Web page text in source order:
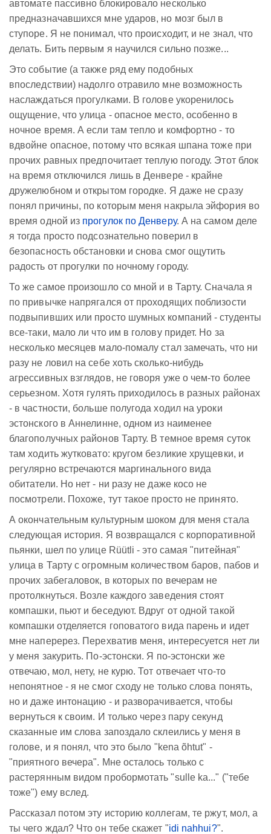
автомате пассивно блокировало несколько
предназначавшихся мне ударов, но мозг был в
ступоре. Я не понимал, что происходит, и не знал, что
делать. Бить первым я научился сильно позже...
Это событие (а также ряд ему подобных
впоследствии) надолго отравило мне возможность
наслаждаться прогулками. В голове укоренилось
ощущение, что улица - опасное место, особенно в
ночное время. А если там тепло и комфортно - то
вдвойне опасное, потому что всякая шпана тоже при
прочих равных предпочитает теплую погоду. Этот блок
на время отключился лишь в Денвере - крайне
дружелюбном и открытом городке. Я даже не сразу
понял причины, по которым меня накрыла эйфория во
время одной из прогулок по Денверу. А на самом деле
я тогда просто подсознательно поверил в
безопасность обстановки и снова смог ощутить
радость от прогулки по ночному городу.
То же самое произошло со мной и в Тарту. Сначала я
по привычке напрягался от проходящих поблизости
подвыпивших или просто шумных компаний - студенты
все-таки, мало ли что им в голову придет. Но за
несколько месяцев мало-помалу стал замечать, что ни
разу не ловил на себе хоть сколько-нибудь
агрессивных взглядов, не говоря уже о чем-то более
серьезном. Хотя гулять приходилось в разных районах
- в частности, больше полугода ходил на уроки
эстонского в Аннелинне, одном из наименее
благополучных районов Тарту. В темное время суток
там ходить жутковато: кругом безликие хрущевки, и
регулярно встречаются маргинального вида
обитатели. Но нет - ни разу не даже косо не
посмотрели. Похоже, тут такое просто не принято.
А окончательным культурным шоком для меня стала
следующая история. Я возвращался с корпоративной
пьянки, шел по улице Rüütli - это самая "питейная"
улица в Тарту с огромным количеством баров, пабов и
прочих забегаловок, в которых по вечерам не
протолкнуться. Возле каждого заведения стоят
компашки, пьют и беседуют. Вдруг от одной такой
компашки отделяется гоповатого вида парень и идет
мне наперерез. Перехватив меня, интересуется нет ли
у меня закурить. По-эстонски. Я по-эстонски же
отвечаю, мол, нету, не курю. Тот отвечает что-то
непонятное - я не смог сходу не только слова понять,
но и даже интонацию - и разворачивается, чтобы
вернуться к своим. И только через пару секунд
сказанные им слова запоздало склеились у меня в
голове, и я понял, что это было "kena õhtut" -
"приятного вечера". Мне осталось только с
растерянным видом пробормотать "sulle ka..." ("тебе
тоже") ему вслед.
Рассказал потом эту историю коллегам, те ржут, мол, а
ты чего ждал? Что он тебе скажет "idi nahhui?".